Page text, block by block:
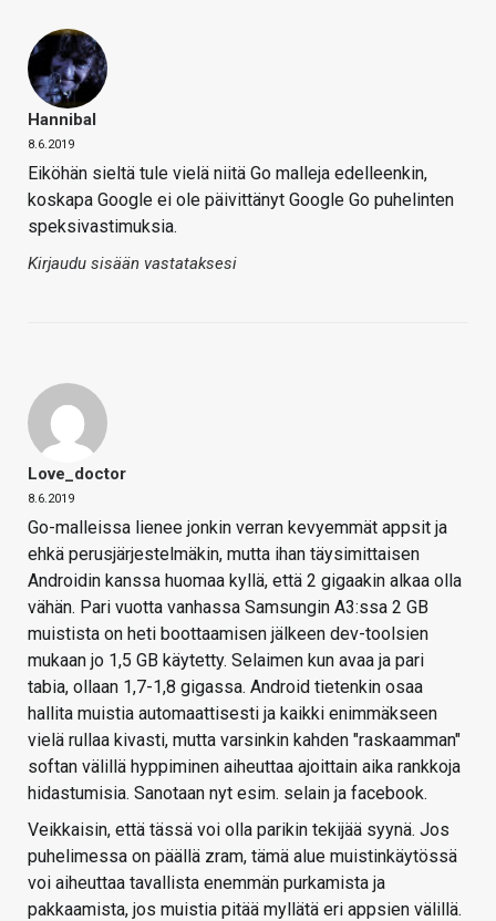
Hannibal
8.6.2019
Eiköhän sieltä tule vielä niitä Go malleja edelleenkin,
koskapa Google ei ole päivittänyt Google Go puhelinten
speksivastimuksia.
Kirjaudu sisään vastataksesi
Love_doctor
8.6.2019
Go-malleissa lienee jonkin verran kevyemmät appsit ja
ehkä perusjärjestelmäkin, mutta ihan täysimittaisen
Androidin kanssa huomaa kyllä, että 2 gigaakin alkaa olla
vähän. Pari vuotta vanhassa Samsungin A3:ssa 2 GB
muistista on heti boottaamisen jälkeen dev-toolsien
mukaan jo 1,5 GB käytetty. Selaimen kun avaa ja pari
tabia, ollaan 1,7-1,8 gigassa. Android tietenkin osaa
hallita muistia automaattisesti ja kaikki enimmäkseen
vielä rullaa kivasti, mutta varsinkin kahden "raskaamman"
softan välillä hyppiminen aiheuttaa ajoittain aika rankkoja
hidastumisia. Sanotaan nyt esim. selain ja facebook.
Veikkaisin, että tässä voi olla parikin tekijää syynä. Jos
puhelimessa on päällä zram, tämä alue muistinkäytössä
voi aiheuttaa tavallista enemmän purkamista ja
pakkaamista, jos muistia pitää myllätä eri appsien välillä.